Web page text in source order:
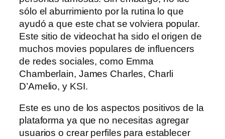
sólo el aburrimiento por la rutina lo que
ayudó a que este chat se volviera popular.
Este sitio de videochat ha sido el origen de
muchos movies populares de influencers
de redes sociales, como Emma
Chamberlain, James Charles, Charli
D’Amelio, y KSI.
Este es uno de los aspectos positivos de la
plataforma ya que no necesitas agregar
usuarios o crear perfiles para establecer